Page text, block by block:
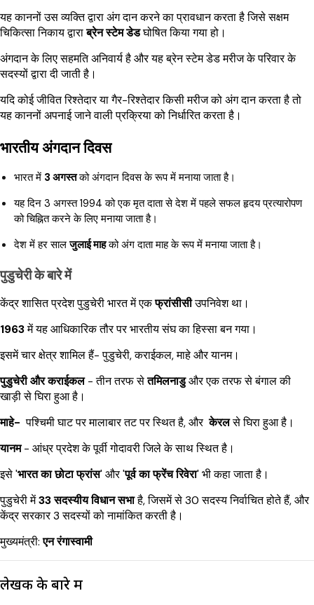
यह काननों उस व्यक्ति द्वारा अंग दान करने का प्रावधान करता है जिसे सक्षम
चिकित्सा निकाय द्वाराब्रेन स्टेम डेडघोषित किया गया हो।
अंगदान के लिए सहमति अनिवार्य है और यह ब्रेन स्टेम डेड मरीज के परिवार के
सदस्यों द्वारा दी जाती है।
यदि कोई जीवित रिश्तेदार या गैर-रिश्तेदार किसी मरीज को अंग दान करता है तो
यह काननों अपनाई जाने वाली प्रक्रिया को निर्धारित करता है।
भारतीय अंगदान दिवस
भारत में 3 अगस्तको अंगदान दिवस के रूप में मनाया जाता है।
यह दिन 3 अगस्त 1994 को एक मृत दाता से देश में पहले सफल हृदय प्रत्यारोपण
को चिह्नित करने के लिए मनाया जाता है।
देश में हर सालजुलाई माहको अंग दाता माह के रूप में मनाया जाता है।
पुडुचेरी के बारे में
केंद्र शासित प्रदेश पुडुचेरी भारत में एकफ्रांसीसीउपनिवेश था।
1963में यह आधिकारिक तौर पर भारतीय संघ का हिस्सा बन गया।
इसमें चार क्षेत्र शामिल हैं- पुडुचेरी, कराईकल, माहे और यानम।
पुडुचेरी और कराईकल- तीन तरफ सेतमिलनाडुऔर एक तरफ से बंगाल की
खाड़ी से घिरा हुआ है।
माहे- पश्चिमी घाट पर मालाबार तट पर स्थित है, औरकेरलसे घिरा हुआ है।
यानम- आंध्र प्रदेश के पूर्वी गोदावरी जिले के साथ स्थित है।
इसे 'भारत का छोटा फ्रांस' और 'पूर्व का फ्रेंच रिवेरा' भी कहा जाता है।
पुडुचेरी में33 सदस्यीय विधान सभाहै, जिसमें से 30 सदस्य निर्वाचित होते हैं, और
केंद्र सरकार 3 सदस्यों को नामांकित करती है।
मुख्यमंत्री:एन रंगास्वामी
लेखक के बारे में